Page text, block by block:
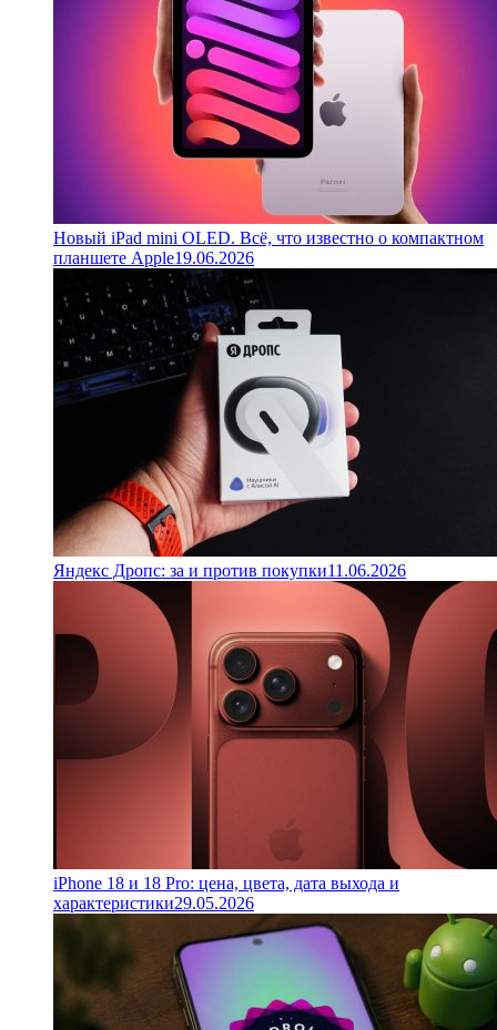
Новый iPad mini OLED. Всё, что известно о компактном
планшете Apple19.06.2026
Яндекс Дропс: за и против покупки11.06.2026
iPhone 18 и 18 Pro: цена, цвета, дата выхода и
характеристики29.05.2026